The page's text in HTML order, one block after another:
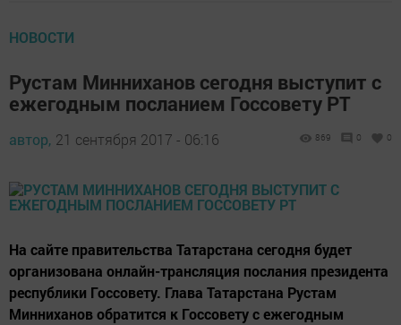
НОВОСТИ
Рустам Минниханов сегодня выступит с
ежегодным посланием Госсовету РТ
автор, 21 сентября 2017 - 06:16 869 0 0
На сайте правительства Татарстана сегодня будет
организована онлайн-трансляция послания президента
республики Госсовету. Глава Татарстана Рустам
Минниханов обратится к Госсовету с ежегодным